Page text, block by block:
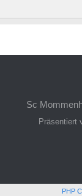
Sc
Präsentiert
PHP